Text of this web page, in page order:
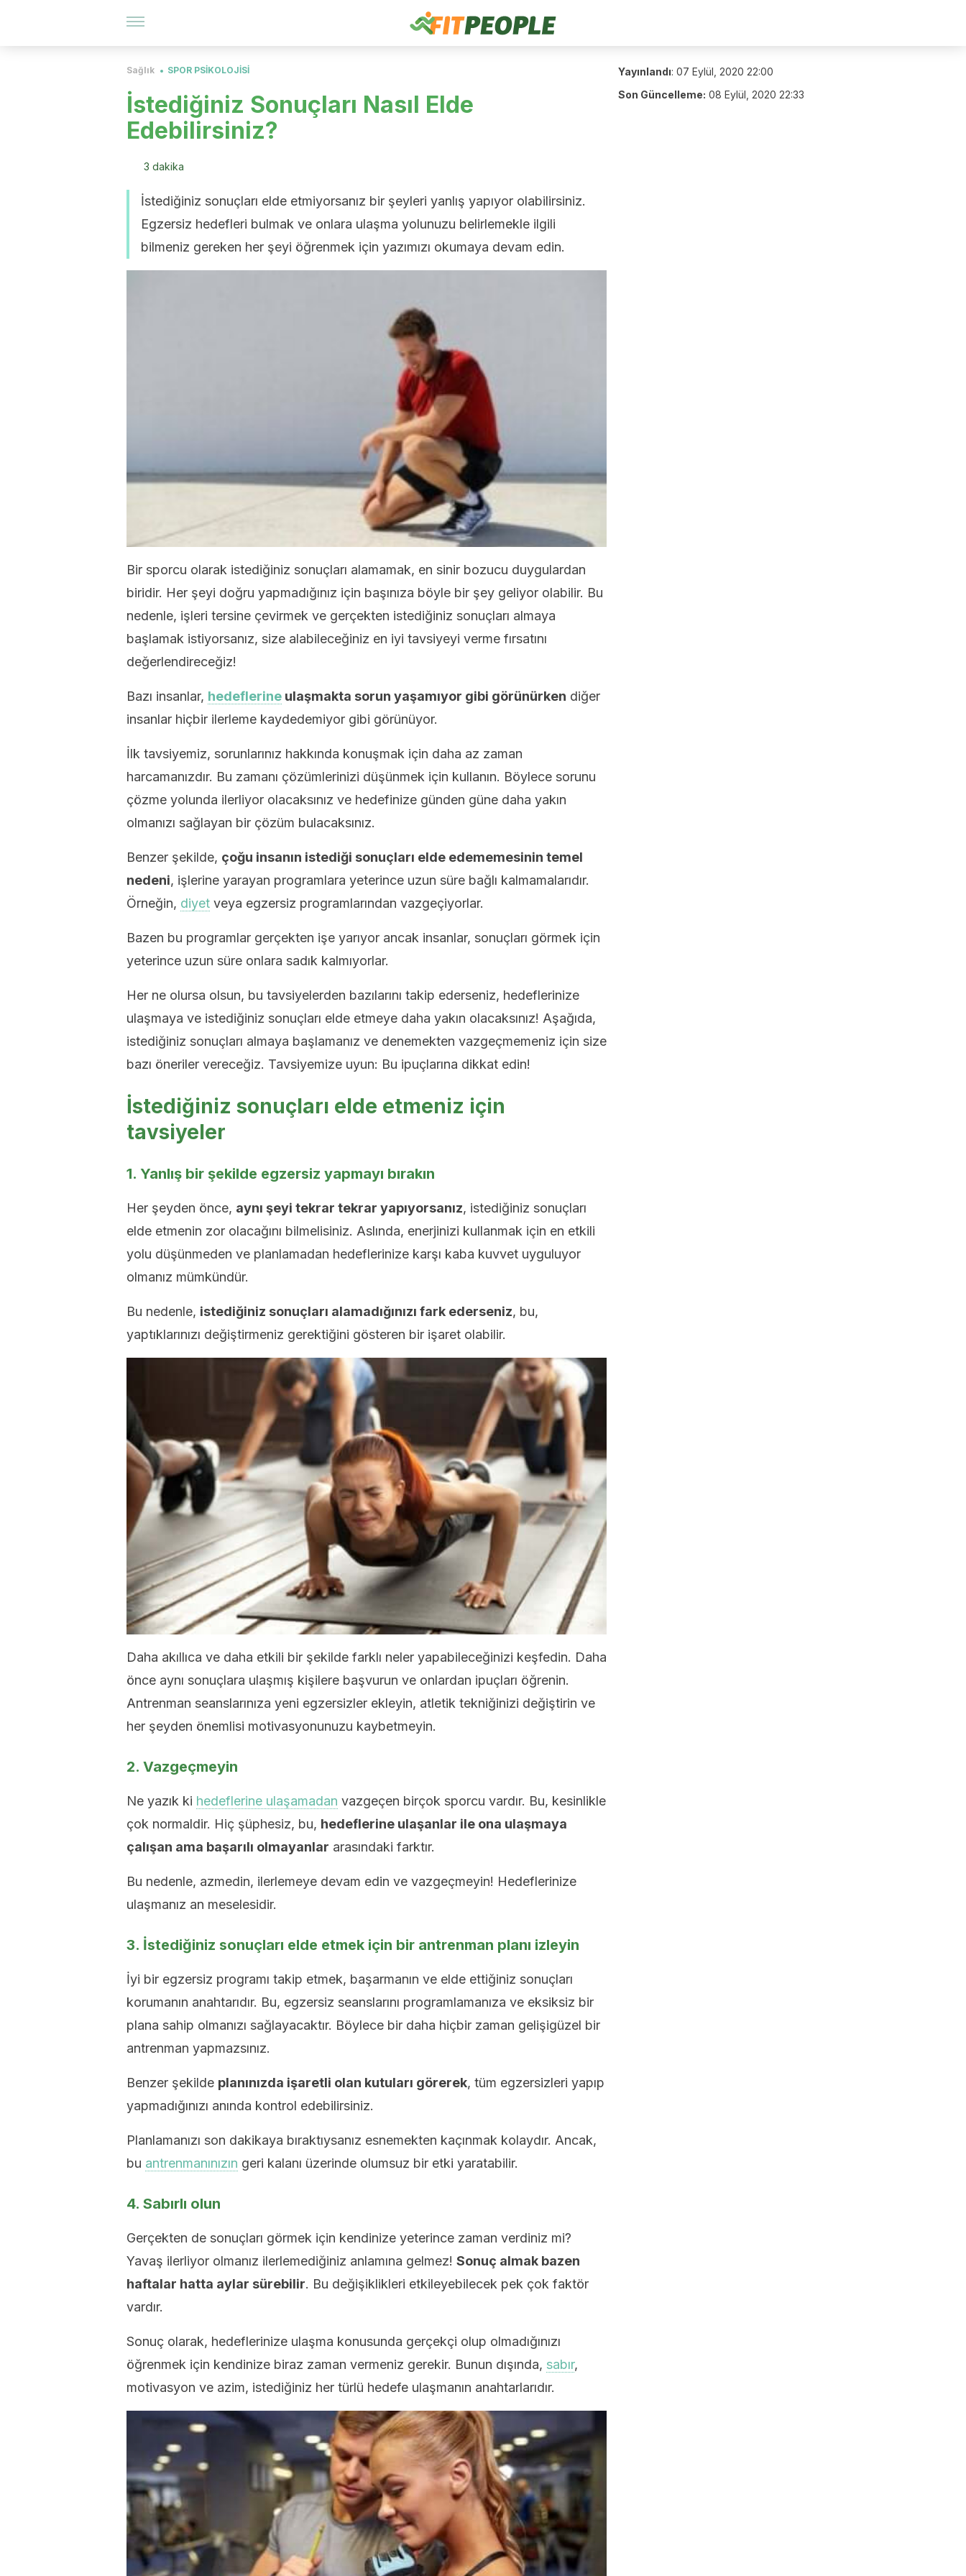
Sağlık SPOR PSİKOLOJİSİ
İstediğiniz Sonuçları Nasıl Elde
Edebilirsiniz?
3 dakika
İstediğiniz sonuçları elde etmiyorsanız bir şeyleri yanlış yapıyor olabilirsiniz.
Egzersiz hedefleri bulmak ve onlara ulaşma yolunuzu belirlemekle ilgili
bilmeniz gereken her şeyi öğrenmek için yazımızı okumaya devam edin.
Bir sporcu olarak istediğiniz sonuçları alamamak, en sinir bozucu duygulardan
biridir. Her şeyi doğru yapmadığınız için başınıza böyle bir şey geliyor olabilir. Bu
nedenle, işleri tersine çevirmek ve gerçekten istediğiniz sonuçları almaya
başlamak istiyorsanız, size alabileceğiniz en iyi tavsiyeyi verme fırsatını
değerlendireceğiz!
Bazı insanlar, hedeflerine ulaşmakta sorun yaşamıyor gibi görünürken diğer
insanlar hiçbir ilerleme kaydedemiyor gibi görünüyor.
İlk tavsiyemiz, sorunlarınız hakkında konuşmak için daha az zaman
harcamanızdır. Bu zamanı çözümlerinizi düşünmek için kullanın. Böylece sorunu
çözme yolunda ilerliyor olacaksınız ve hedefinize günden güne daha yakın
olmanızı sağlayan bir çözüm bulacaksınız.
Benzer şekilde, çoğu insanın istediği sonuçları elde edememesinin temel
nedeni, işlerine yarayan programlara yeterince uzun süre bağlı kalmamalarıdır.
Örneğin, diyet veya egzersiz programlarından vazgeçiyorlar.
Bazen bu programlar gerçekten işe yarıyor ancak insanlar, sonuçları görmek için
yeterince uzun süre onlara sadık kalmıyorlar.
Her ne olursa olsun, bu tavsiyelerden bazılarını takip ederseniz, hedeflerinize
ulaşmaya ve istediğiniz sonuçları elde etmeye daha yakın olacaksınız! Aşağıda,
istediğiniz sonuçları almaya başlamanız ve denemekten vazgeçmemeniz için size
bazı öneriler vereceğiz. Tavsiyemize uyun: Bu ipuçlarına dikkat edin!
İstediğiniz sonuçları elde etmeniz için
tavsiyeler
1. Yanlış bir şekilde egzersiz yapmayı bırakın
Her şeyden önce, aynı şeyi tekrar tekrar yapıyorsanız, istediğiniz sonuçları
elde etmenin zor olacağını bilmelisiniz. Aslında, enerjinizi kullanmak için en etkili
yolu düşünmeden ve planlamadan hedeflerinize karşı kaba kuvvet uyguluyor
olmanız mümkündür.
Bu nedenle, istediğiniz sonuçları alamadığınızı fark ederseniz, bu,
yaptıklarınızı değiştirmeniz gerektiğini gösteren bir işaret olabilir.
Daha akıllıca ve daha etkili bir şekilde farklı neler yapabileceğinizi keşfedin. Daha
önce aynı sonuçlara ulaşmış kişilere başvurun ve onlardan ipuçları öğrenin.
Antrenman seanslarınıza yeni egzersizler ekleyin, atletik tekniğinizi değiştirin ve
her şeyden önemlisi motivasyonunuzu kaybetmeyin.
2. Vazgeçmeyin
Ne yazık ki hedeflerine ulaşamadan vazgeçen birçok sporcu vardır. Bu, kesinlikle
çok normaldir. Hiç şüphesiz, bu, hedeflerine ulaşanlar ile ona ulaşmaya
çalışan ama başarılı olmayanlar arasındaki farktır.
Bu nedenle, azmedin, ilerlemeye devam edin ve vazgeçmeyin! Hedeflerinize
ulaşmanız an meselesidir.
3. İstediğiniz sonuçları elde etmek için bir antrenman planı izleyin
İyi bir egzersiz programı takip etmek, başarmanın ve elde ettiğiniz sonuçları
korumanın anahtarıdır. Bu, egzersiz seanslarını programlamanıza ve eksiksiz bir
plana sahip olmanızı sağlayacaktır. Böylece bir daha hiçbir zaman gelişigüzel bir
antrenman yapmazsınız.
Benzer şekilde planınızda işaretli olan kutuları görerek, tüm egzersizleri yapıp
yapmadığınızı anında kontrol edebilirsiniz.
Planlamanızı son dakikaya bıraktıysanız esnemekten kaçınmak kolaydır. Ancak,
bu antrenmanınızın geri kalanı üzerinde olumsuz bir etki yaratabilir.
4. Sabırlı olun
Gerçekten de sonuçları görmek için kendinize yeterince zaman verdiniz mi?
Yavaş ilerliyor olmanız ilerlemediğiniz anlamına gelmez! Sonuç almak bazen
haftalar hatta aylar sürebilir. Bu değişiklikleri etkileyebilecek pek çok faktör
vardır.
Sonuç olarak, hedeflerinize ulaşma konusunda gerçekçi olup olmadığınızı
öğrenmek için kendinize biraz zaman vermeniz gerekir. Bunun dışında, sabır,
motivasyon ve azim, istediğiniz her türlü hedefe ulaşmanın anahtarlarıdır.
Yayınlandı: 07 Eylül, 2020 22:00
Son Güncelleme: 08 Eylül, 2020 22:33